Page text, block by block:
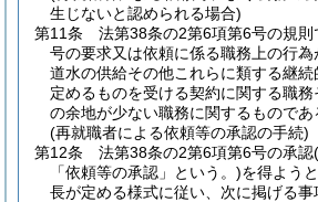
生じないと認められる場合)
第11条
法第38条の2第6項第6号の規則
号の要求又は依頼に係る職務上の行
道水の供給その他これらに類する継
定めるものを受ける契約に関する職
の余地が少ない職務に関するものであ
(再就職者による依頼等の承認の手続)
第12条
法第38条の2第6項第6号の承認
「依頼等の承認」という。)を得よう
長が定める様式に従い、次に掲げる